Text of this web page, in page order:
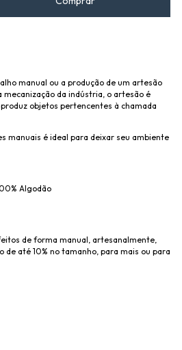
manual ou a produção de um artesão
mecanização da indústria, o artesão é
objetos pertencentes à chamada
manuais é ideal para deixar seu ambiente
Algodão
de forma manual, artesanalmente,
de até 10% no tamanho, para mais ou para